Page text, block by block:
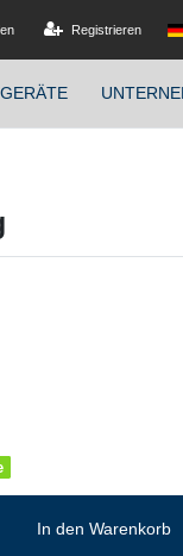
Registrieren
In den Warenkorb